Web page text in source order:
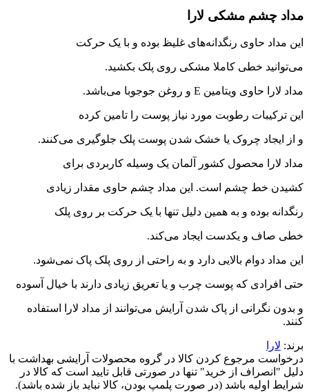
مداد چشم مشکی لارا
این مداد حاوی رنگدانه‌های غلیظ بوده و با یک حرکت
می‌توانید خطی کاملا مشکی روی پلک بکشید.
مداد لارا حاوی ویتامین E و روغن جوجوبا می‌باشد.
این ترکیبات رطوبت مورد نیاز پوست را تامین کرده
و از ایجاد چروک یا خشک شدن پوست پلک جلوگیری می‌کنند.
مداد لارا محصول کشور آلمان یک وسیله کاربردی برای
کشیدن خط چشم است. این مداد چشم حاوی مقدار زیادی
رنگدانه بوده و به همین دلیل تنها با یک حرکت بر روی پلک
خطی صاف و یکدست ایجاد می‌کند.
این مداد دوام بالایی دارد و به راحتی از روی پلک پاک نمی‌شود.
حتی افرادی که پوست چرب و یا تعریق زیادی دارند با خیال آسوده
و بدون نگرانی از پاک شدن آرایش می‌توانند از مداد لارا استفاده
کنند.
برند: لارا
درخواست مرجوع کردن کالا در گروه محصولات آرایشی بهداشت با
دلیل "انصراف از خرید" تنها در صورتی قابل تایید است که کالا در
شرایط اولیه باشد (در صورت پلمپ بودن، کالا نباید باز شده باشد).